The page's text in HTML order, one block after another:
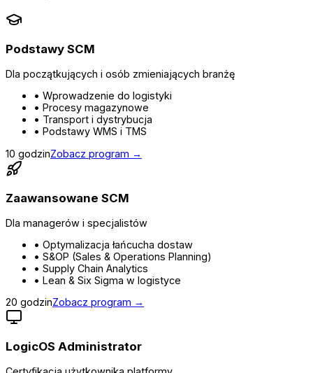
Podstawy SCM
Dla początkujących i osób zmieniających branżę
• Wprowadzenie do logistyki
• Procesy magazynowe
• Transport i dystrybucja
• Podstawy WMS i TMS
10 godzinZobacz program →
Zaawansowane SCM
Dla managerów i specjalistów
• Optymalizacja łańcucha dostaw
• S&OP (Sales & Operations Planning)
• Supply Chain Analytics
• Lean & Six Sigma w logistyce
20 godzinZobacz program →
LogicOS Administrator